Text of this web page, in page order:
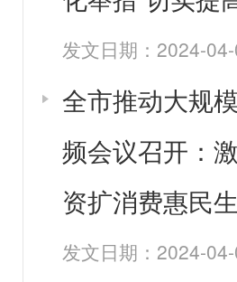
发文日期：2024-
全市推动大规
频会议召开：
资扩消费惠民生
发文日期：2024-